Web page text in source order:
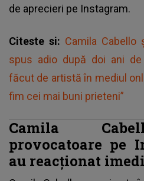
de aprecieri pe Instagram.
Citeste si: Camila Cabello
spus adio după doi ani
făcut de artistă în mediul
fim cei mai buni prieteni”
Camila
provocatoare pe
au reacționat